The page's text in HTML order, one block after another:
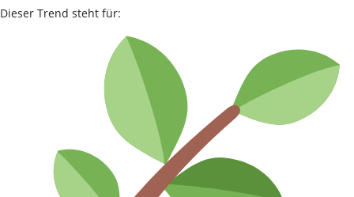
Dieser Trend steht für: